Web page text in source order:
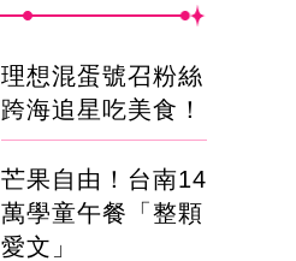
理想混蛋號召粉絲
跨海追星吃美食！
芒果自由！台南14
萬學童午餐「整顆
愛文」